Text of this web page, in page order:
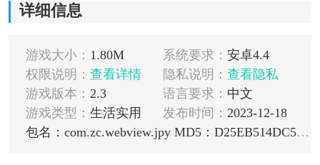
详细信息
游戏大小： 1.80M 系统要求： 安卓4.4
权限说明： 查看详情 隐私说明： 查看隐私
游戏版本： 2.3 语言要求： 中文
游戏类型： 生活实用 发布时间： 2023-12-18
包名：com.zc.webview.jpy
MD5：D25EB514DC541649E7B6E17F1EBE8B75